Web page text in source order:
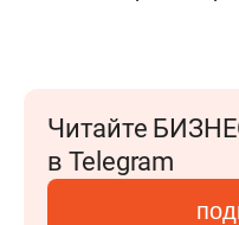
Читайте
в Telegram